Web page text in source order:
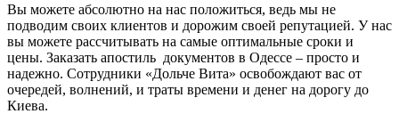
Вы можете абсолютно на нас положиться, ведь мы не
подводим своих клиентов и дорожим своей репутацией. У нас
вы можете рассчитывать на самые оптимальные сроки и
цены. Заказать апостиль документов в Одессе – просто и
надежно. Сотрудники «Дольче Вита» освобождают вас от
очередей, волнений, и траты времени и денег на дорогу до
Киева.